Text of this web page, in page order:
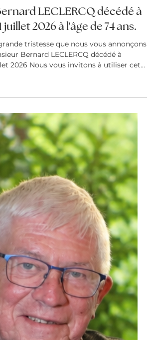
LECLERCQ décédé à
juillet 2026 à l'âge de 74 ans.
tristesse que nous vous annonçons
Bernard LECLERCQ décédé à
à utiliser cet
vos condoléances, partager des
une anecdote ou exprimer vos pensées
ou des textes.